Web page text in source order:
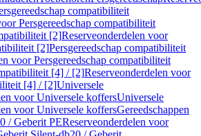
compatibiliteit
Persgereedschap compatibiliteit
[2]Reserveonderdelen voor
[2]Persgereedschap compatibiliteit
voor Persgereedschap compatibiliteit
[4] / [2]Reserveonderdelen voor
[4] / [2]Universele
voor Universele koffersUniversele
voor Universele koffersGereedschappen
/ Geberit PEReserveonderdelen voor